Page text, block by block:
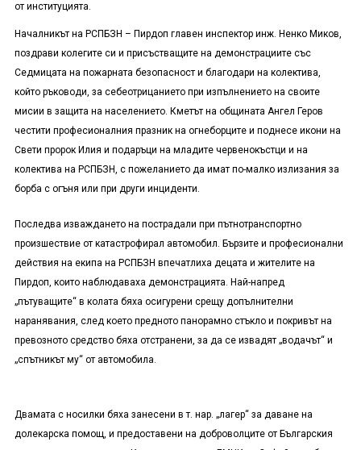
от институцията.
Началникът на РСПБЗН – Пирдоп главен инспектор инж. Ненко Миков,
поздрави колегите си и присъстващите на демонстрациите със
Седмицата на пожарната безопасност и благодари на колектива,
който ръководи, за себеотрицанието при изпълнението на своите
мисии в защита на населението. Кметът на общината Ангел Геров
честити професионалния празник на огнеборците и поднесе икони на
Свети пророк Илия и подаръци на младите червенокъстци и на
колектива на РСПБЗН, с пожеланието да имат по-малко излизания за
борба с огъня или при други инциденти.
Последва изваждането на пострадали при пътнотранспортно
произшествие от катастрофирал автомобил. Бързите и професионални
действия на екипа на РСПБЗН впечатлиха децата и жителите на
Пирдоп, които наблюдаваха демонстрацията. Най-напред
„пътуващите“ в колата бяха осигурени срещу допълнителни
наранявания, след което предното панорамно стъкло и покривът на
превозното средство бяха отстранени, за да се извадят „водачът“ и
„спътникът му“ от автомобила.
Двамата с носилки бяха занесени в т. нар. „лагер“ за даване на
долекарска помощ, и предоставени на доброволците от Българския